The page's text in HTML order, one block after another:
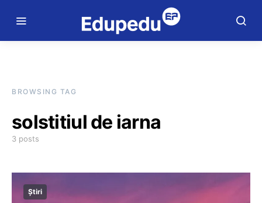
BROWSING TAG
solstitiul de iarna
3 posts
Știri